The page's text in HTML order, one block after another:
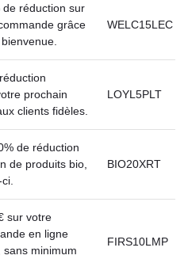
de réduction sur
grâce
WELC15LEC
prochain
clients fidèles.
LOYL5PLT
de réduction
de produits bio,
BIO20XRT
sur votre
en ligne
minimum
FIRS10LMP